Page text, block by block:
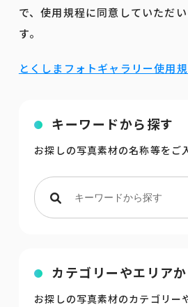
で、使用規程に同意していただ
す。
とくしまフォトギャラリー使用
キーワードから探す
お探しの写真素材の名称等をご
カテゴリーやエリア
お探しの写真素材のカテゴリー